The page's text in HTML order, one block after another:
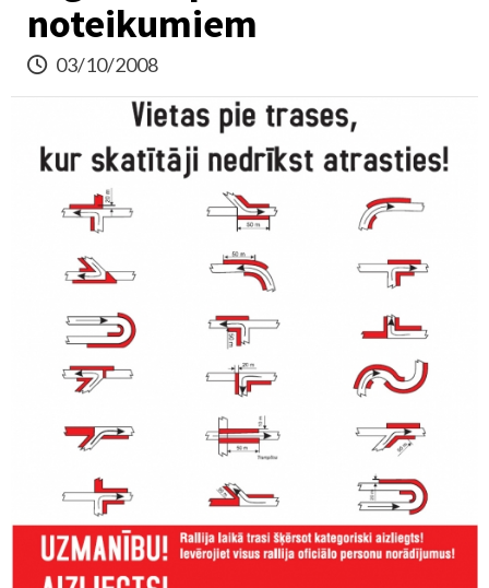
noteikumiem
03/10/2008